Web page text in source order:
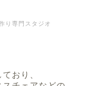
り専門スタジオ
おり、